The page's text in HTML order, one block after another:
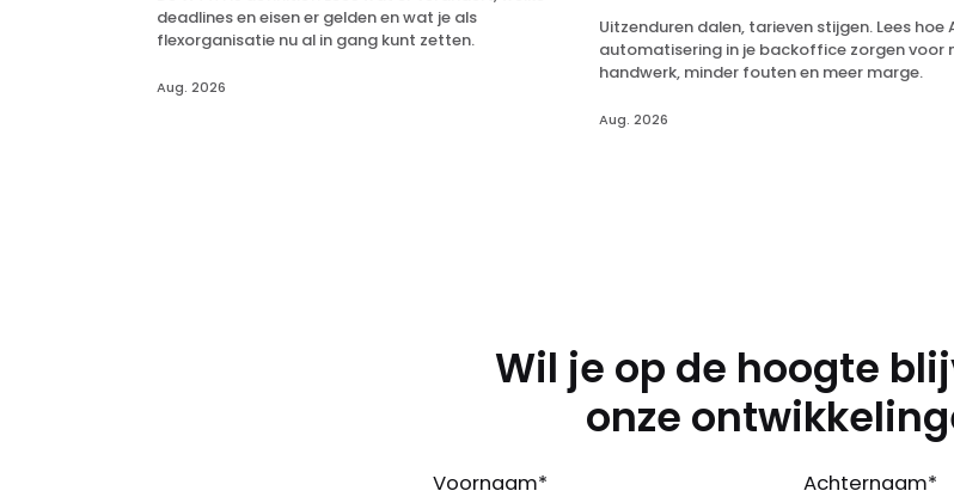
deadlines en eisen er gelden en wat je als
flexorganisatie nu al in gang kunt zetten.
Aug. 2026
Uitzenduren dalen, tarieven stijgen. Lees hoe
automatisering in je backoffice zorgen voor
handwerk, minder fouten en meer marge.
Aug. 2026
Wil je op de hoogte
onze
Voornaam* Achternaam*